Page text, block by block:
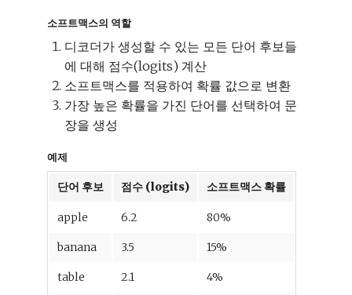
소프트맥스의 역할
디코더가 생성할 수 있는 모든 단어 후보들
에 대해 점수(logits) 계산
소프트맥스를 적용하여 확률 값으로 변환
가장 높은 확률을 가진 단어를 선택하여 문
장을 생성
예제
단어 후보 점수 (logits) 소프트맥스 확률
apple 6.2 80%
banana 3.5 15%
table 2.1 4%